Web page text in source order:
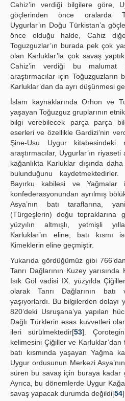
Cahiz’in verdiği bilgilere göre,
göçlerinden önce oralarda
Uygurlar’ın Doğu Türkistan’a
önce olduğu halde, Cahiz
Toguzguzlar’ın burada pek çok
olan Karluklar’la çok savaş
Cahiz’in verdiği bu
araştırmacılar için Toğuzguzların
Karluklar’dan da ayrı düşünmesi
İslam kaynaklarında Orhon ve
yaşayan Toğuzguz gruplarının
bilgi verebilecek parça parça
eserleri ve özellikle Gardizi’nin
Şine-Usu Uygur kitabesindeki
araştırmacılar, Uygurlar’ın
kağanlıkta Karluklar dışında
bulunduğunu
Bayırku kabilesi ve Yağmalar
konfederasyonundan ayrılmış
Asya’nın batı taraflarına,
(Türgeşlerin) doğu topraklarına
yüzyılın altmışlı, yetmişli
Karluklar’ın eline, batı kısmı
Kimeklerin eline geçmiştir.
Yukarıda gördüğümüz gibi
Tanrı Dağlarının Kuzey
Isık Göl vadisi IX. yüzyılda
olarak Tanrı Dağlarının batı
yaşıyorlardı. Bu bilgilerden dolayı
820’deki Usruşana’ya yapılan
Dağlı Türklerin esas kuvvetleri
ileri sürülmektedir[53].
kelimesini Çiğiller ve Karluklar’dan
batı kısmında yaşayan Yağma
Uygur ordusunun Merkezi
süren bu savaş için buraya kadar
Ayrıca, bu dönemlerde Uygur
savaş yapacak durumda değildi[54].